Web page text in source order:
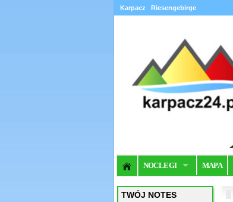
Karpacz Riesengebirge
NOCLEGI MAPA
TWÓJ NOTES